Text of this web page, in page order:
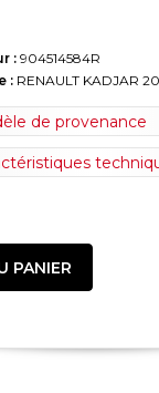
: 904514584R
: RENAULT KADJAR
de provenance
PANIER